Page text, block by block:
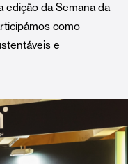
edição da Semana da
como
e